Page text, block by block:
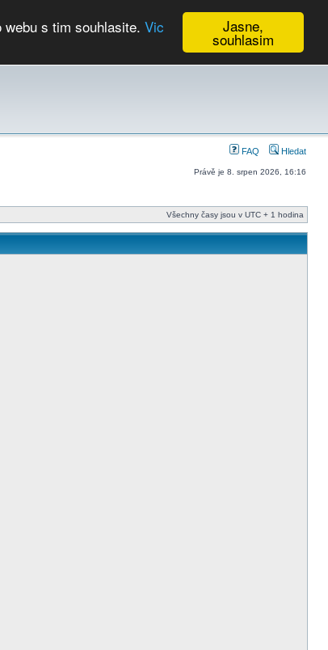
Jasne,
souhlasim
s tim souhlasite. Vic
FAQ Hledat
Právě je 8. srpen 2026, 16:16
Všechny časy jsou v UTC + 1 hodina